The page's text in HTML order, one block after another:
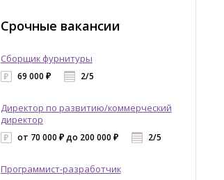
Срочные вакансии
Сборщик фурнитуры
69 000 ₽ 2/5
Директор по развитию/коммерческий
директор
от 70 000 ₽ до 200 000 ₽ 2/5
Программист-разработчик